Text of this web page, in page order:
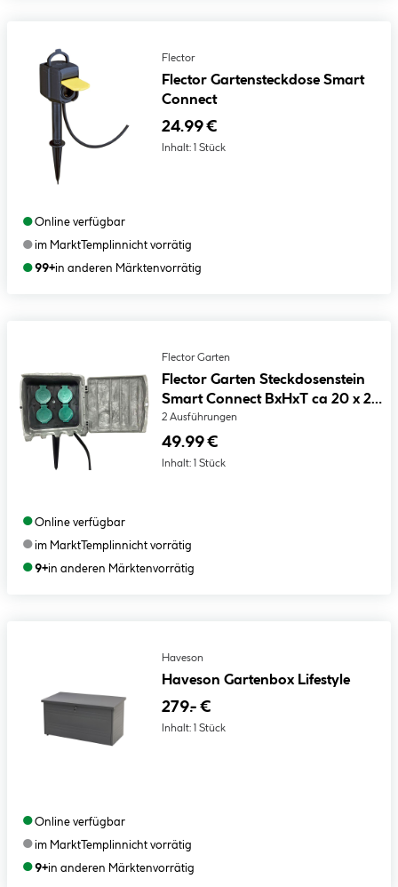
Flector
Flector Gartensteckdose Smart
Connect
24.99 €
Inhalt: 1 Stück
●Online verfügbar
●im MarktTemplinnicht vorrätig
●99+in anderen Märktenvorrätig
Flector Garten
Flector Garten Steckdosenstein
Smart Connect BxHxT ca 20 x 20
x 20 cm
2 Ausführungen
49.99 €
Inhalt: 1 Stück
●Online verfügbar
●im MarktTemplinnicht vorrätig
●9+in anderen Märktenvorrätig
Haveson
Haveson Gartenbox Lifestyle
279.- €
Inhalt: 1 Stück
●Online verfügbar
●im MarktTemplinnicht vorrätig
●9+in anderen Märktenvorrätig